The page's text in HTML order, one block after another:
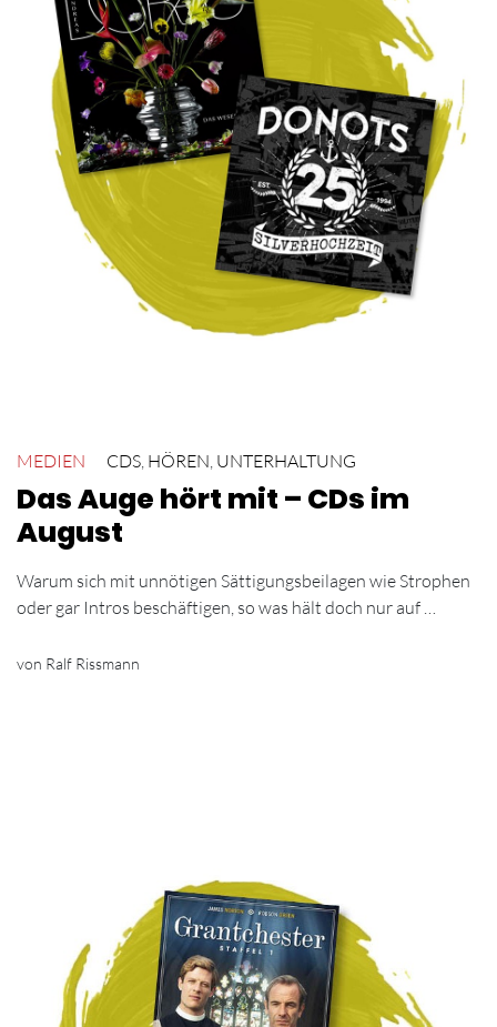
MEDIEN CDS, HÖREN, UNTERHALTUNG
Das Auge hört mit – CDs im
August
Warum sich mit unnötigen Sättigungsbeilagen wie Strophen
oder gar Intros beschäftigen, so was hält doch nur auf …
von Ralf Rissmann